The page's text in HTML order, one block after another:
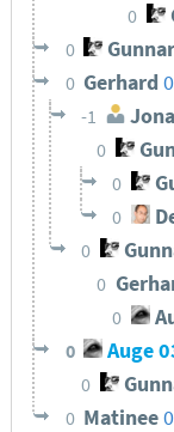
0
0
0 Gerhard
-1
0
0
0
0
0
0
0 Auge
0
0 Matinee